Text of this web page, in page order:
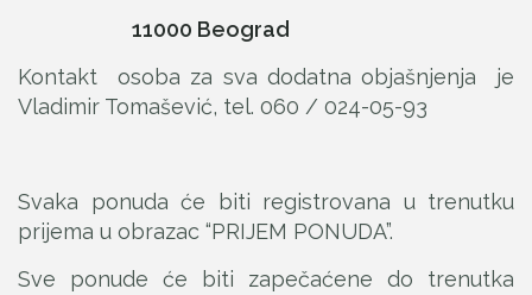
11000 Beograd
Kontakt osoba za sva dodatna objašnjenja je
Vladimir Tomašević, tel. 060 / 024-05-93
Svaka ponuda će biti registrovana u trenutku
prijema u obrazac “PRIJEM PONUDA”.
Sve ponude će biti zapečaćene do trenutka